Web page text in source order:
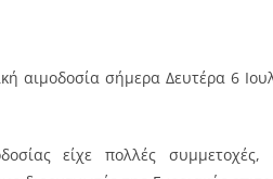
αιμοδοσία σήμερα Δευτέρα 6
είχε πολλές συμμετοχές,